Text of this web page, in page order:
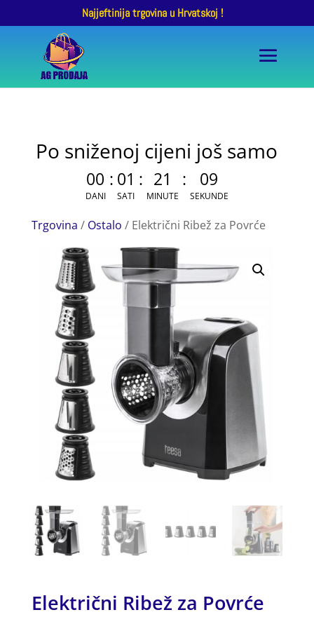
Najjeftinija trgovina u Hrvatskoj !
Po sniženoj cijeni još samo
00
DANI
: 01
SATI
: 21
MINUTE
: 09
SEKUNDE
Trgovina / Ostalo / Električni Ribež za Povrće
Električni Ribež za Povrće